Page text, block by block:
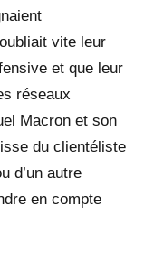
vite leur
et que leur
réseaux
Macron et son
du clientéliste
d’un autre
en compte